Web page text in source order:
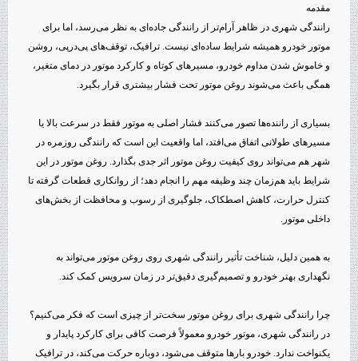
مقدمه
رانندگی شهری در ظاهر آرام‌تر از رانندگی جاده‌ای به نظر می‌رسد، اما برای
موتور خودرو همیشه شرایط ساده‌ای نیست. ترافیک، توقف‌های پی‌درپی، روشن
و خاموش شدن مداوم خودرو، مسیرهای کوتاه و کارکرد موتور در دمای متغیر،
همگی باعث می‌شوند روغن موتور تحت فشار بیشتری قرار بگیرد.
بسیاری از راننده‌ها تصور می‌کنند فشار اصلی به موتور فقط در سرعت بالا یا
مسیرهای طولانی اتفاق می‌افتد، اما واقعیت این است که رانندگی روزمره در
شهر هم می‌تواند روی کیفیت روغن موتور اثر جدی بگذارد. روغن موتور در این
شرایط باید هم‌زمان چند وظیفه مهم را انجام دهد؛ از روانکاری قطعات گرفته تا
کنترل حرارت، کاهش اصطکاک، جلوگیری از رسوب و محافظت از بخش‌های
داخلی موتور.
به همین دلیل، شناخت تأثیر رانندگی شهری روی روغن موتور می‌تواند به
نگهداری بهتر خودرو و تصمیم‌گیری دقیق‌تر در زمان سرویس کمک کند.
چرا رانندگی شهری برای روغن موتور سخت‌تر از چیزی است که فکر می‌کنیم؟
در رانندگی شهری، موتور خودرو معمولاً فرصت کافی برای کارکرد پایدار و
یکنواخت ندارد. خودرو بارها متوقف می‌شود، دوباره حرکت می‌کند، در ترافیک